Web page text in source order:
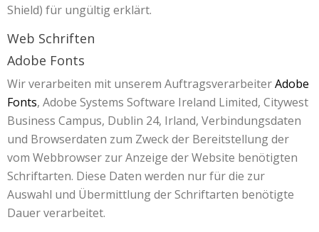
Shield) für ungültig erklärt.
Web Schriften
Adobe Fonts
Wir verarbeiten mit unserem AuftragsverarbeiterAdobe
Fonts, Adobe Systems Software Ireland Limited, Citywest
Business Campus, Dublin 24, Irland, Verbindungsdaten
und Browserdaten zum Zweck der Bereitstellung der
vom Webbrowser zur Anzeige der Website benötigten
Schriftarten. Diese Daten werden nur für die zur
Auswahl und Übermittlung der Schriftarten benötigte
Dauer verarbeitet.